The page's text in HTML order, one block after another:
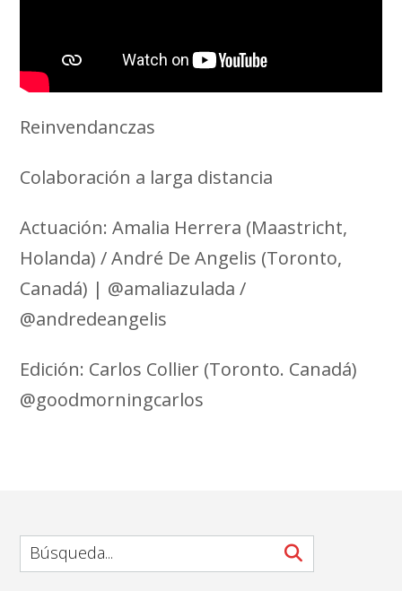
Reinvendanczas
Colaboración a larga distancia
Actuación: Amalia Herrera (Maastricht,
Holanda) / André De Angelis (Toronto,
Canadá) | @amaliazulada /
@andredeangelis
Edición: Carlos Collier (Toronto. Canadá)
@goodmorningcarlos